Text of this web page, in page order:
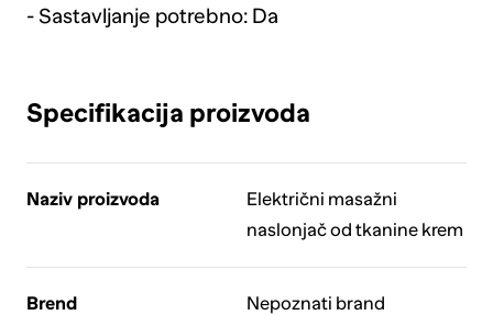
- Sastavljanje potrebno: Da
Specifikacija proizvoda
Naziv proizvoda
Električni masažni
naslonjač od tkanine krem
Brend Nepoznati brand